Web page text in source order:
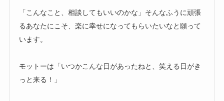
「こんなこと、相談してもいいのかな」そんなふうに頑張
るあなたにこそ、楽に幸せになってもらいたいなと願って
います。
モットーは「いつかこんな日があったねと、笑える日がき
っと来る！」